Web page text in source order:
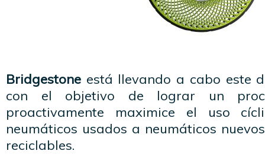
Bridgestone está llevando a cabo este
con el objetivo de lograr un
proactivamente maximice el uso
neumáticos usados a neumáticos
reciclables.